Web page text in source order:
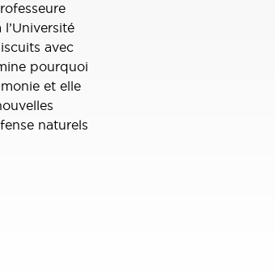
avec
pourquoi
et elle
naturels